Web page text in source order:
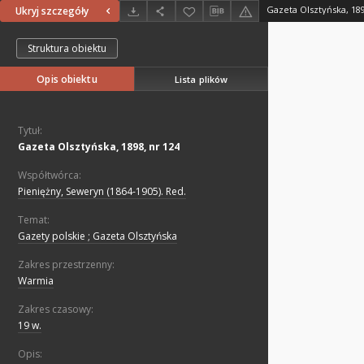
Ukryj szczegóły Gazeta Olsztyńska,
Struktura obiektu
Opis obiektu Lista plików
Tytuł:
Gazeta Olsztyńska, 1898, nr 124
Współtwórca:
Pieniężny, Seweryn (1864-1905). Red.
Temat:
Gazety polskie ; Gazeta Olsztyńska
Zakres przestrzenny:
Warmia
Zakres czasowy:
19 w.
Opis: